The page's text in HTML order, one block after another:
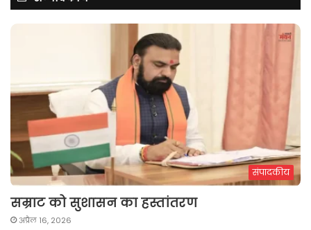
संपादकीय
सम्राट को सुशासन का हस्तांतरण
अप्रैल 16, 2026